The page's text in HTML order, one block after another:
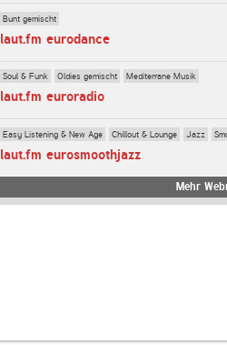
Bunt gemischt
laut.fm eurodance
Soul & Funk Oldies gemischt Mediterrane Musik
laut.fm euroradio
Easy Listening & New Age Chillout & Lounge Jazz
laut.fm eurosmoothjazz
Mehr